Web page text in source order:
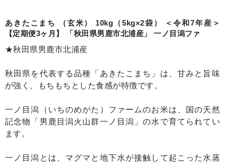
あきたこまち （玄米） 10kg（5kg×2袋） ＜令和7年産＞
【定期便3ヶ月】 「秋田県男鹿市北浦産」 一ノ目潟ファ
★秋田県男鹿市北浦産
秋田県を代表する品種「あきたこまち」は、甘みと旨味
が強く、もちもちとした食感が特徴です。
一ノ目潟（いちのめがた）ファームのお米は、国の天然
記念物「男鹿目潟火山群一ノ目潟」の水で育てられてい
ます。
一ノ目潟とは、マグマと地下水が接触して起こった水蒸